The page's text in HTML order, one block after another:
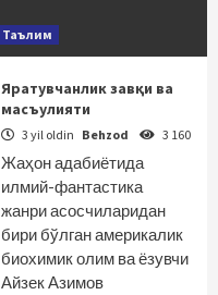
Таълим
Яратувчанлик завқи ва
масъулияти
3 yil oldin Behzod 3 160
Жаҳон адабиётида
илмий-фантастика
жанри асос­чиларидан
бири бўлган америкалик
биохимик олим ва ёзувчи
Айзек Азимов